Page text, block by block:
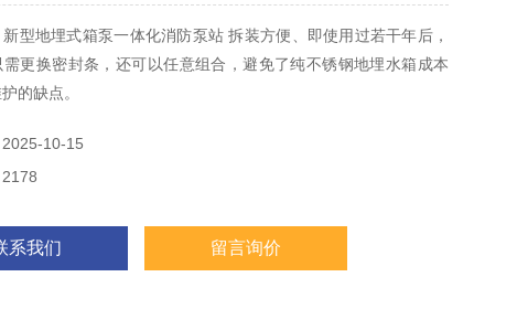
型地埋式箱泵一体化消防泵站 拆装方便、即使用过若干年后，
需更换密封条，还可以任意组合，避免了纯不锈钢地埋水箱成本
的缺点。
10-15
系我们 留言询价